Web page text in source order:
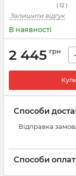
( 12 )
Залишити відгук
В наявності
2 445 грн
Способи
Відправка
Способи